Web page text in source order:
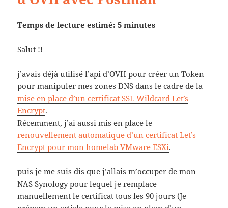
Temps de lecture estimé: 5 minutes
Salut !!
j’avais déjà utilisé l’api d’OVH pour créer un Token
pour manipuler mes zones DNS dans le cadre de la
mise en place d’un certificat SSL Wildcard Let’s
Encrypt.
Récemment, j’ai aussi mis en place le
renouvellement automatique d’un certificat Let’s
Encrypt pour mon homelab VMware ESXi.
puis je me suis dis que j’allais m’occuper de mon
NAS Synology pour lequel je remplace
manuellement le certificat tous les 90 jours (Je